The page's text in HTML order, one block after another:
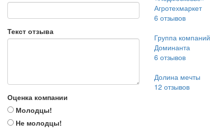
Текст отзыва
Оценка компании
Молодцы!
Не молодцы!
Агротехмаркет
6 отзывов
Группа компаний
Доминанта
6 отзывов
Долина мечты
12 отзывов